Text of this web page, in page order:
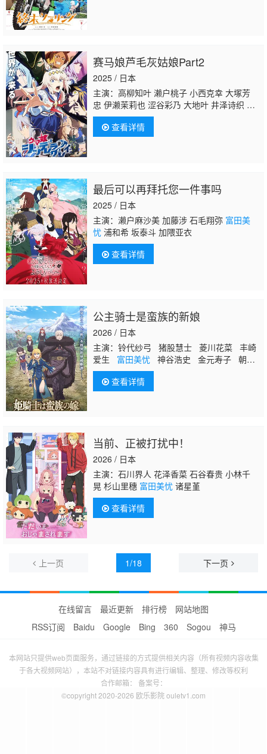
赛马娘芦毛灰姑娘Part2
2025 / 日本
主演：高柳知叶 濑户桃子 小西克幸 大塚芳
忠 伊濑茉莉也 涩谷彩乃 大地叶 井泽诗织 大
空直美 日原步美 野口瑠璃子 会泽纱弥 优木加
奈 花守由美里 香坂沙希 田所梓 Lynn 天海由
梨奈 甲斐田裕子 石上静香 关根明良 高垣彩
查看详情
最后可以再拜托您一件事吗
2025 / 日本
主演：濑户麻沙美 加藤涉 石毛翔弥 富田美
忧浦和希 坂泰斗 加隈亚衣
查看详情
公主骑士是蛮族的新娘
2026 / 日本
主演：铃代纱弓 猪股慧士 菱川花菜 丰崎
爱生 富田美忧神谷浩史 金元寿子 朝井
彩加 小林裕介 久保由利香 相马康一 菊
池康弘 辻亲八 大地叶
查看详情
当前、正被打扰中！
2026 / 日本
主演：石川界人 花泽香菜 石谷春贵 小林千
晃 杉山里穗 富田美忧诸星堇
查看详情
上一页 1/18 下一页
在线留言 最近更新 排行榜
网站地图
RSS订阅
Baidu Google Bing 360 Sogou 神马
本网站只提供web页面服务，通过链接的方式提供相关内容（所有视频内容收集
于各大视频网站），本站不对链接内容具有进行编辑、整理、修改等权利
合作邮箱： 备案号：
©copyright 2020-2026 欧乐影院 ouletv1.com